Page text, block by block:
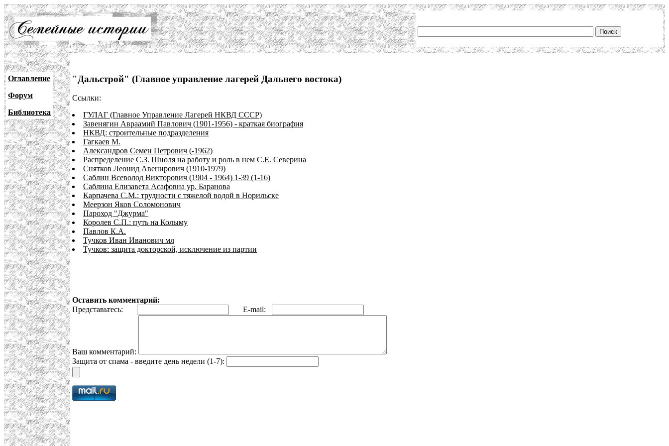
Оглавление
Форум
Библиотека
"Дальстрой" (Главное управление лагерей Дальнего востока)
Ссылки:
ГУЛАГ (Главное Управление Лагерей НКВД СССР)
Завенягин Авраамий Павлович (1901-1956) - краткая биография
НКВД: строительные подразделения
Гагкаев М.
Александров Семен Петрович (-1962)
Распределение С.З. Шноля на работу и роль в нем С.Е. Северина
Снятков Леонид Авенирович (1910-1979)
Саблин Всеволод Викторович (1904 - 1964) 1-39 (1-16)
Саблина Елизавета Асафовна ур. Баранова
Карпачева С.М.: трудности с тяжелой водой в Норильске
Меерзон Яков Соломонович
Пароход "Джурма"
Королев С.П.: путь на Колыму
Павлов К.А.
Тучков Иван Иванович мл
Тучков: защита докторской, исключение из партии
Оставить комментарий:
Представьтесь:
E-mail:
Ваш комментарий:
Защита от спама - введите день недели (1-7):